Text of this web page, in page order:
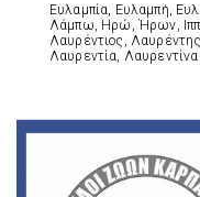
Ευλαμπία, Ευλαμπή,
Λάμπω, Ηρώ, Ήρων,
Λαυρέντιος,
Λαυρεντία, Λαυρεντίνα